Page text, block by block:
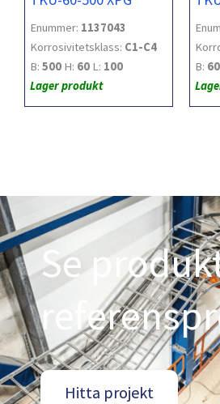
Enummer: 1137043
Korrosivitetsklass: C1-C4
B: 500 H: 60 L: 100
Lager produkt
B:
Se
Hitta projekt